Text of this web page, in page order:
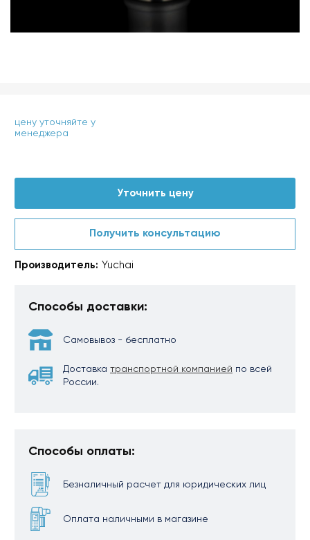
цену уточняйте у
менеджера
Уточнить цену
Получить консультацию
Производитель: Yuchai
Способы доставки:
Самовывоз - бесплатно
Доставка транспортной компанией по всей
России.
Способы оплаты:
Безналичный расчет для юридических лиц
Оплата наличными в магазине